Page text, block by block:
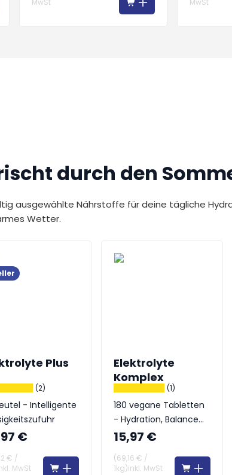
MwSt
MwSt
durch den
ausgewählte Nährstoffe für deine tägliche
Wetter.
Plus
(2)
- Intelligente
€
€ /
MwSt
Elektrolyte
Komplex
(1)
180 vegane Tabletten
- Hydration, Balance
und Stärke – alles in
15,97 €
(69,16 € /
1kg)inkl. MwSt